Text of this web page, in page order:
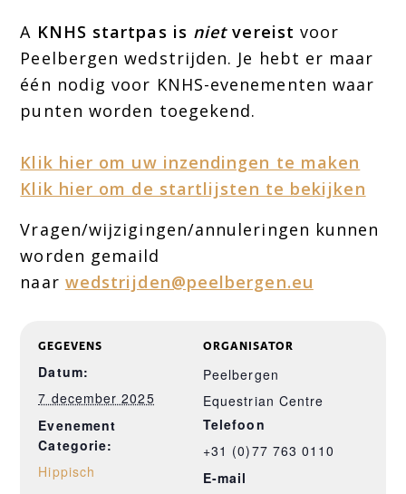
A KNHS startpas is nietvereist voor
Peelbergen wedstrijden. Je hebt er maar
één nodig voor KNHS-evenementen waar
punten worden toegekend.
Klik hier om uw inzendingen te maken
Klik hier om de startlijsten te bekijken
Vragen/wijzigingen/annuleringen kunnen
worden gemaild
naar wedstrijden@peelbergen.eu
GEGEVENS
Datum:
7 december 2025
Evenement
Categorie:
Hippisch
ORGANISATOR
Peelbergen
Equestrian Centre
Telefoon
+31 (0)77 763 0110
E-mail